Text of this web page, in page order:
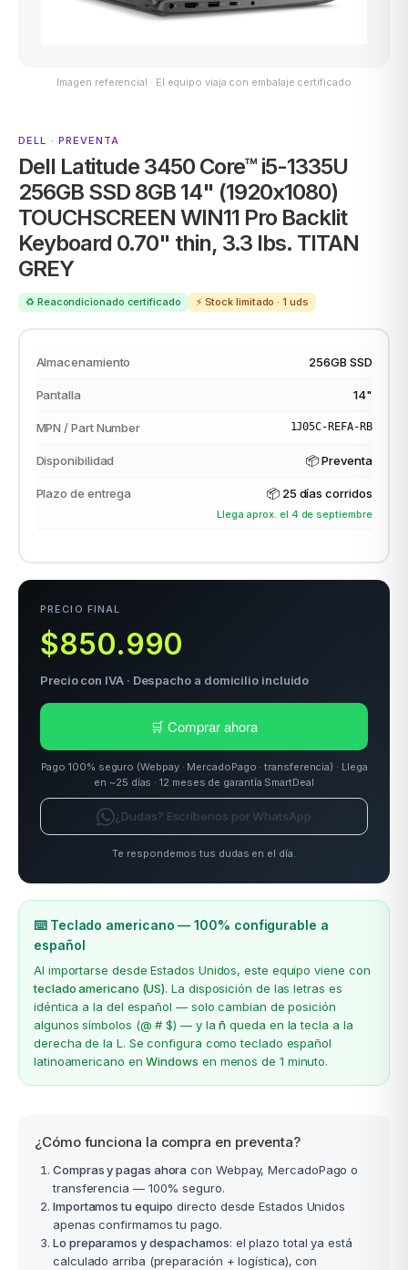
ACER
Imagen referencial · El equipo viaja con embalaje certificado
DELL · PREVENTA
Dell Latitude 3450 Core™ i5-1335U
256GB SSD 8GB 14" (1920x1080)
TOUCHSCREEN WIN11 Pro Backlit
Keyboard 0.70" thin, 3.3 lbs. TITAN
GREY
♻️ Reacondicionado certificado ⚡ Stock limitado · 1 uds
Almacenamiento 256GB SSD
Pantalla 14"
MPN / Part Number 1J05C-REFA-RB
Disponibilidad 📦 Preventa
Plazo de entrega 📦 25 días corridos
Llega aprox. el 4 de septiembre
PRECIO FINAL
$850.990
Precio con IVA · Despacho a domicilio incluido
🛒 Comprar ahora
Pago 100% seguro (Webpay · MercadoPago · transferencia) · Llega
en ~25 días · 12 meses de garantía SmartDeal
¿Dudas? Escríbenos por WhatsApp
Te respondemos tus dudas en el día.
⌨️ Teclado americano — 100% configurable a
español
Al importarse desde Estados Unidos, este equipo viene con
teclado americano (US). La disposición de las letras es
idéntica a la del español — solo cambian de posición
algunos símbolos (@ # $) — y lañ queda en la tecla a la
derecha de la L. Se configura como teclado español
latinoamericano enWindows en menos de 1 minuto.
¿Cómo funciona la compra en preventa?
Compras y pagas ahora con Webpay, MercadoPago o
transferencia — 100% seguro.
Importamos tu equipo directo desde Estados Unidos
apenas confirmamos tu pago.
Lo preparamos y despachamos: el plazo total ya está
calculado arriba (preparación + logística), con